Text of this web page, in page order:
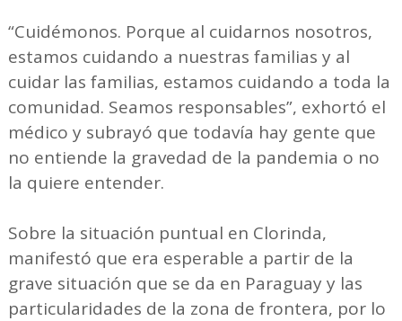
“Cuidémonos. Porque al cuidarnos nosotros,
estamos cuidando a nuestras familias y al
cuidar las familias, estamos cuidando a toda la
comunidad. Seamos responsables”, exhortó el
médico y subrayó que todavía hay gente que
no entiende la gravedad de la pandemia o no
la quiere entender.
Sobre la situación puntual en Clorinda,
manifestó que era esperable a partir de la
grave situación que se da en Paraguay y las
particularidades de la zona de frontera, por lo